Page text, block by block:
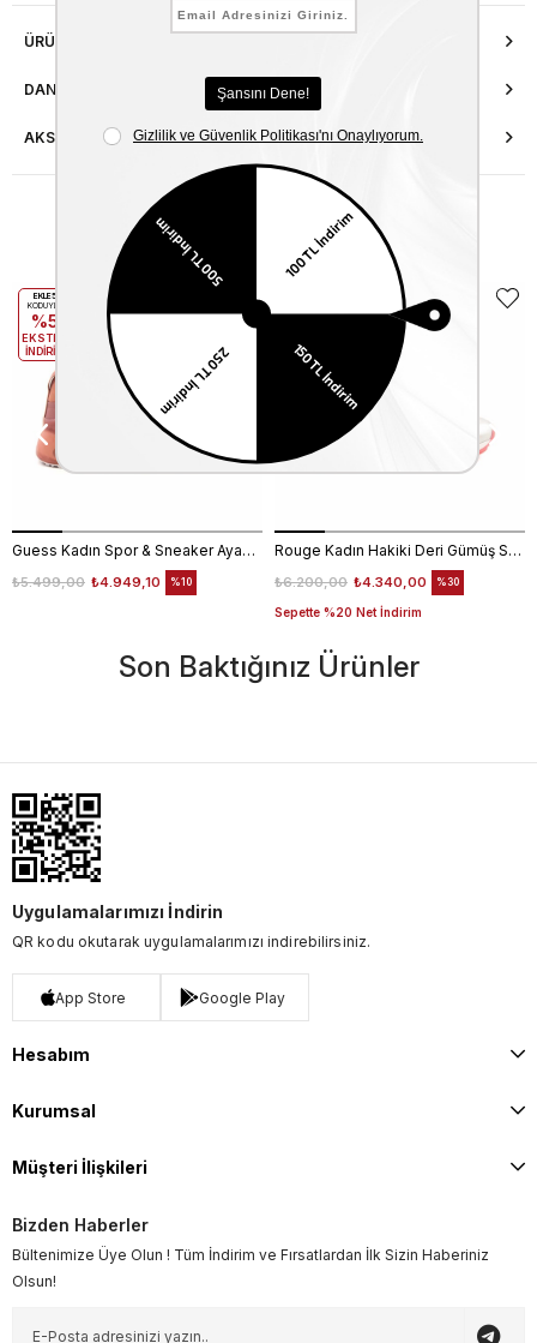
ÜRÜN ÖZELLIKLERI
DANIŞMA HATTI
AKSESUAR ONARIMI
Benzer Ürünler
Guess Kadın Spor & Sneaker Ayakkabı FL6T2CELE12
₺4.949,10
₺5.499,00 %10
EKLE5
KODUYLA
%5
EKSTRA
İNDİRİM
Rouge Kadın Hakiki Deri Gümüş Spor & Sneaker Ayakkabı
₺4.340,00
₺6.200,00
Sepette %20 Net İndirim
%30
%5
İNDİRİM
Son Baktığınız Ürünler
Uygulamalarımızı İndirin
QR kodu okutarak uygulamalarımızı indirebilirsiniz.
App Store Google Play
Hesabım
Kurumsal
Müşteri İlişkileri
Bizden Haberler
Bültenimize Üye Olun ! Tüm İndirim ve Fırsatlardan İlk Sizin Haberiniz
Olsun!